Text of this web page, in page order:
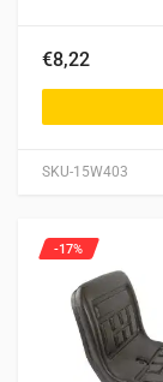
SKU-15W403
€8,22
-17%